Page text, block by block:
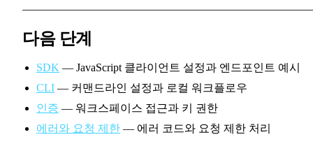
다음 단계
SDK — JavaScript 클라이언트 설정과 엔드포인트 예시
CLI — 커맨드라인 설정과 로컬 워크플로우
인증 — 워크스페이스 접근과 키 권한
에러와 요청 제한 — 에러 코드와 요청 제한 처리